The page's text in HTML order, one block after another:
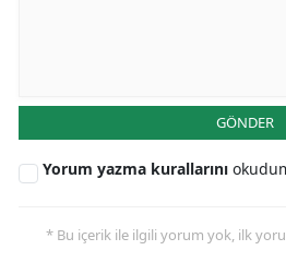
GÖNDER
Yorum yazma kurallarını
* Bu içerik ile ilgili yorum yok, ilk